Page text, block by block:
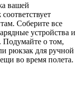
вашей
Соберите все
устройства и
Подумайте о том,
рюкзак для ручной
во время полета.